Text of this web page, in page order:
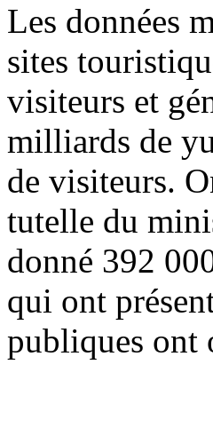
Les données
sites
visiteurs et
milliards de
de visiteurs.
tutelle du
donné 392
qui ont
publiques ont